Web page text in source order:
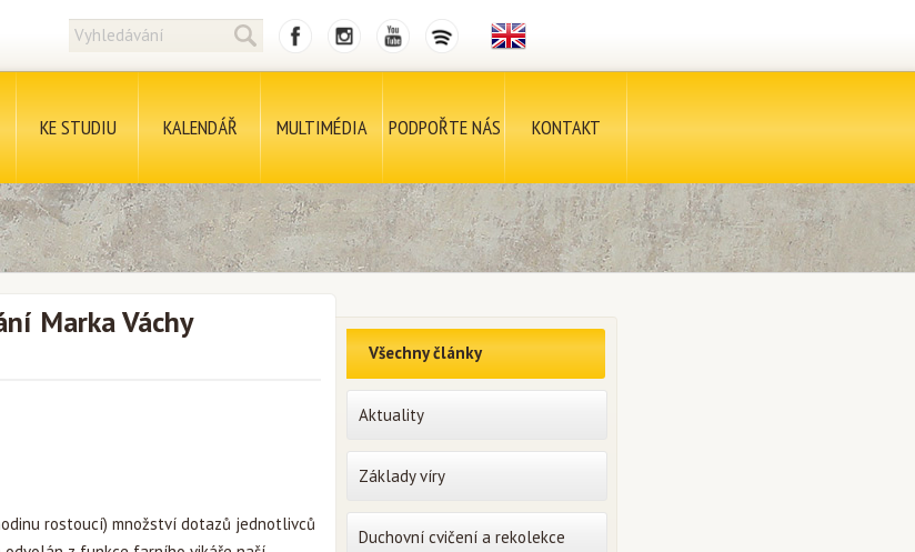
KE STUDIU KALENDÁŘ MULTIMÉDIA PODPOŘTE NÁS KONTAKT
Marka Váchy
rostoucí) množství dotazů jednotlivců
Všechny články
Aktuality
Základy víry
Duchovní cvičení a rekolekce